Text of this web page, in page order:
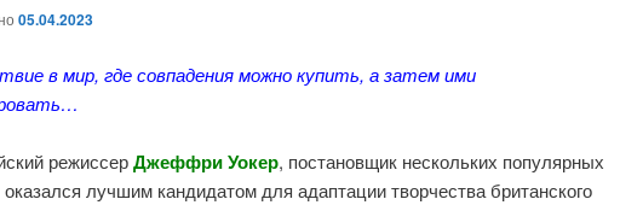
05.04.2023
в мир, где совпадения можно купить, а затем ими
режиссерДжеффри Уокер, постановщик нескольких популярных
лучшим кандидатом для адаптации творчества британского